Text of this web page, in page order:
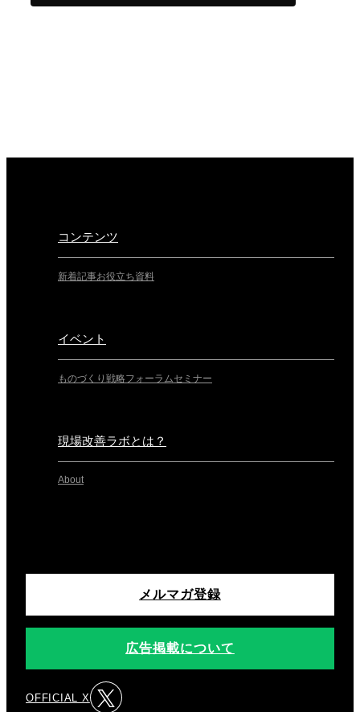
コンテンツ
新着記事お役立ち資料
イベント
ものづくり戦略フォーラムセミナー
現場改善ラボとは？
About
メルマガ登録
広告掲載について
OFFICIAL X